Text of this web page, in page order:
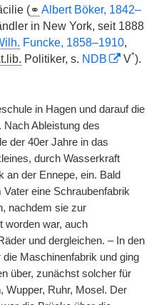
(⚭ Albert Böker, 1842–
in New York, seit 1888
Funcke, 1858–1910,
Politiker, s. NDB V*).
in Hagen und darauf die
Nach Ableistung des
der 40er Jahre in das
durch Wasserkraft
an der Ennepe, ein. Bald
eine Schraubenfabrik
nachdem sie zur
worden war, auch
und dergleichen. – In den
Maschinenfabrik und ging
über, zunächst solcher für
Wupper, Ruhr, Mosel. Der